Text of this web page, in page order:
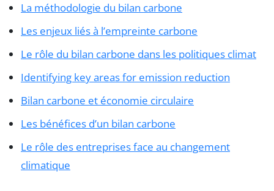
La méthodologie du bilan carbone
Les enjeux liés à l’empreinte carbone
Le rôle du bilan carbone dans les politiques climat
Identifying key areas for emission reduction
Bilan carbone et économie circulaire
Les bénéfices d’un bilan carbone
Le rôle des entreprises face au changement
climatique